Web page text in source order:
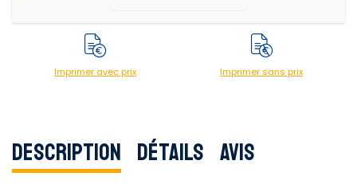
Imprimer avec prix Imprimer sans prix
Description Détails Avis